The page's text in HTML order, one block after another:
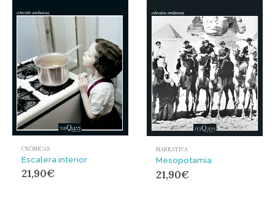
CRÓNICAS
Escalera interior
21,90€
NARRATIVA
Mesopotamia
21,90€